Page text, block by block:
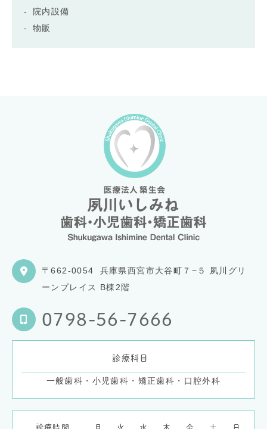
院内設備
物販
〒662-0054
兵庫県西宮市大谷町７−５ 夙川グリ
ーンプレイス B棟2階
0798-56-7666
診療科目
一般歯科・小児歯科・矯正歯科・口腔外科
診療時間 月 火 水 木 金 土 日